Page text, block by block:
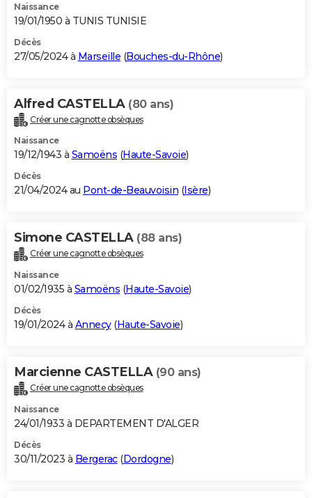
Naissance
19/01/1950 à TUNIS TUNISIE
Décès
27/05/2024 à Marseille (Bouches-du-Rhône)
Alfred CASTELLA (80 ans)
Créer une cagnotte obsèques
Naissance
19/12/1943 à Samoëns (Haute-Savoie)
Décès
21/04/2024 au Pont-de-Beauvoisin (Isère)
Simone CASTELLA (88 ans)
Créer une cagnotte obsèques
Naissance
01/02/1935 à Samoëns (Haute-Savoie)
Décès
19/01/2024 à Annecy(Haute-Savoie)
Marcienne CASTELLA (90 ans)
Créer une cagnotte obsèques
Naissance
24/01/1933 à DEPARTEMENT D'ALGER
Décès
30/11/2023 à Bergerac(Dordogne)